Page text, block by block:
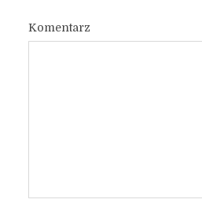
Komentarz